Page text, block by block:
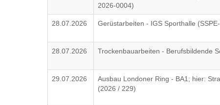
2026-0004)
28.07.2026 Gerüstarbeiten - IGS Sporthalle
28.07.2026 Trockenbauarbeiten - Berufsbildende
29.07.2026
Ausbau Londoner Ring - BA1; hier:
(2026 / 229)